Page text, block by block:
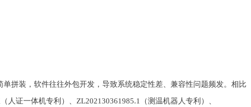
拼装，软件往往外包开发，导致系统稳定性差、兼容性问题频发。相比
证一体机专利）、ZL202130361985.1（测温机器人专利）、